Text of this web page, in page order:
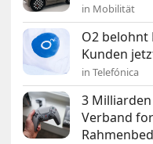
in Mobilität
O2 belohnt
Kunden
in Telefónica
3
Verband